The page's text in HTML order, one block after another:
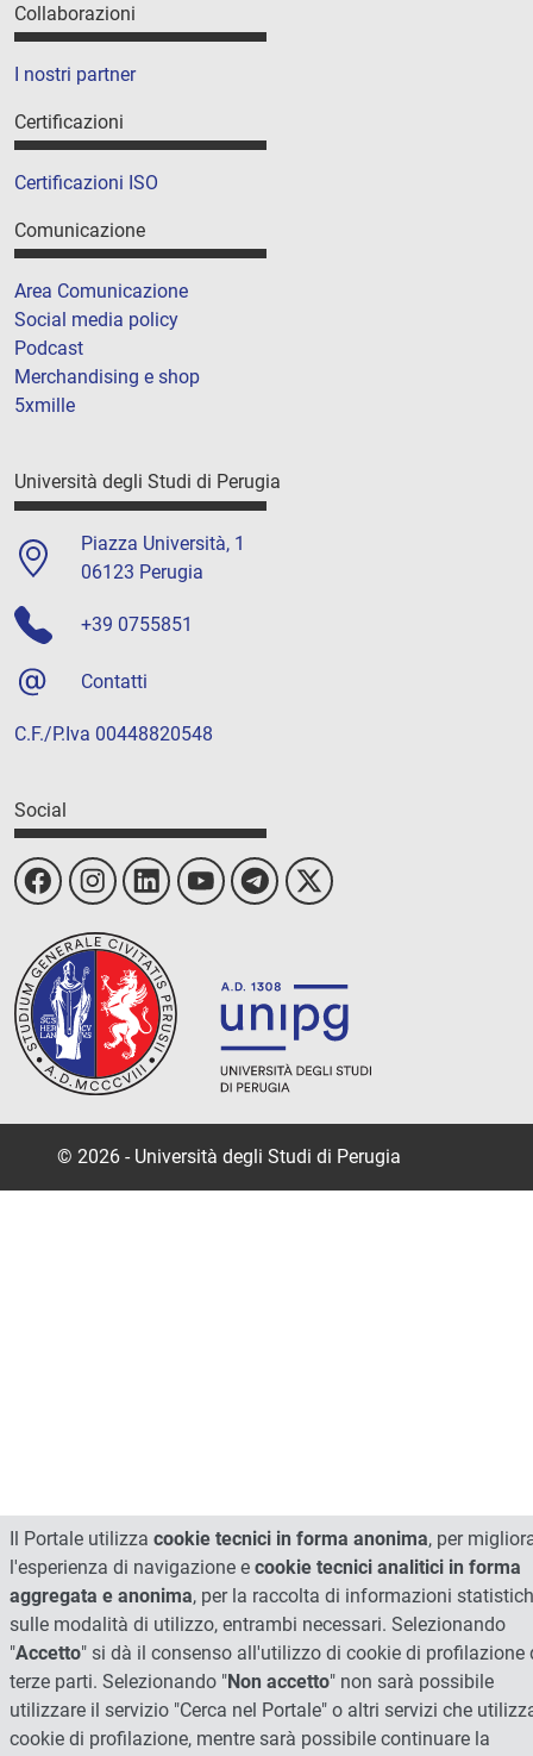
Collaborazioni
I nostri partner
Certificazioni
Certificazioni ISO
Comunicazione
Area Comunicazione
Social media policy
Podcast
Merchandising e shop
5xmille
Università degli Studi di Perugia
Piazza Università, 1
06123 Perugia
+39 0755851
Contatti
C.F./P.Iva 00448820548
Social
© 2026 - Università degli Studi di Perugia
Il Portale utilizza cookie tecnici in forma anonima, per
l'esperienza di navigazione e cookie tecnici analitici in forma
aggregata e anonima, per la raccolta di informazioni
sulle modalità di utilizzo, entrambi necessari. Selezionando
"Accetto" si dà il consenso all'utilizzo di cookie di profilazione
terze parti. Selezionando "Non accetto" non sarà possibile
utilizzare il servizio "Cerca nel Portale" o altri servizi che
cookie di profilazione, mentre sarà possibile continuare la